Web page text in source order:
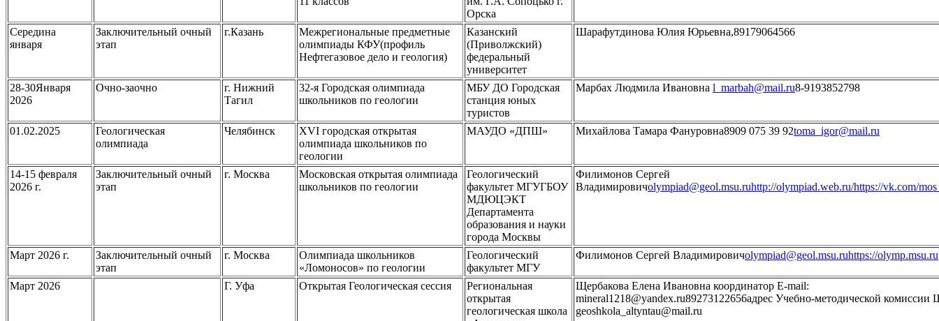
Орска
Середина
января
Заключительный очный
этап
г.Казань
Межрегиональные предметные
олимпиады КФУ(профиль
Нефтегазовое дело и геология)
Казанский
(Приволжский)
федеральный
университет
Шарафутдинова Юлия Юрьевна,89179064566
28-30Января
2026
Очно-заочно
г. Нижний
Тагил
32-я Городская олимпиада
школьников по геологии
МБУ ДО Городская
станция юных
туристов
Марбах Людмила Ивановна l_marbah@mail.ru8-9193852798
01.02.2025
Геологическая
олимпиада
Челябинск
XVI городская открытая
олимпиада школьников по
геологии
МАУДО «ДПШ» Михайлова Тамара Фануровна8909 075 39 92toma_igor@mail.ru
14-15 февраля
2026 г.
Заключительный очный
этап
г. Москва
Московская открытая олимпиада
школьников по геологии
Геологический
факультет МГУГБОУ
МДЮЦЭКТ
Департамента
образования и науки
города Москвы
Филимонов Сергей
Владимировичolympiad@geol.msu.ruhttp://olympiad.web.ru/https://vk.com/
Март 2026 г.
Заключительный очный
этап
г. Москва
Олимпиада школьников
«Ломоносов» по геологии
Геологический
факультет МГУ
Филимонов Сергей Владимировичolympiad@geol.msu.ruhttps://olymp.msu.ru
Март 2026 Г. Уфа Открытая Геологическая сессия
Региональная
открытая
геологическая школа
Щербакова Елена Ивановна координатор E-mail:
mineral1218@yandex.ru89273122656адрес Учебно-методической комиссии
geoshkola_altyntau@mail.ru